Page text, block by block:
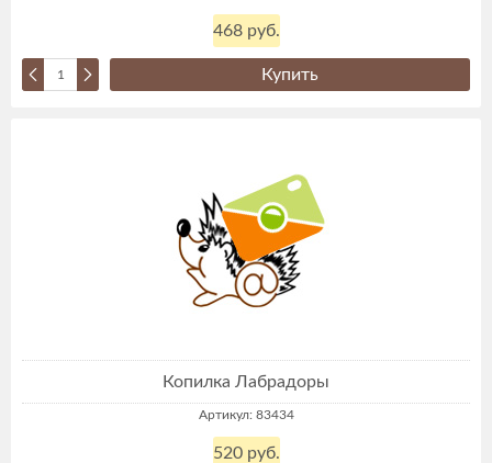
468 руб.
Купить
Копилка Лабрадоры
Артикул: 83434
520 руб.